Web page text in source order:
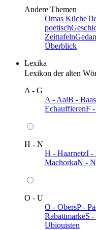
Andere Themen
Omas Küche
poetisch
Zeittafeln
Überblick
Lexika
Lexikon der alten
A - G
A - AalB - Baas
EchauffierenF -
H - N
H - HaarnetzI -
MachorkaN -
O - U
O - ObersP -
RabattmarkeS
Ubiquisten